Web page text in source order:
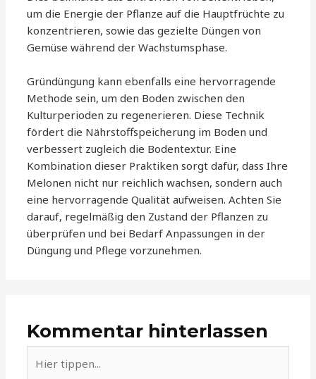
um die Energie der Pflanze auf die Hauptfrüchte zu
konzentrieren, sowie das gezielte Düngen von
Gemüse während der Wachstumsphase.
Gründüngung kann ebenfalls eine hervorragende
Methode sein, um den Boden zwischen den
Kulturperioden zu regenerieren. Diese Technik
fördert die Nährstoffspeicherung im Boden und
verbessert zugleich die Bodentextur. Eine
Kombination dieser Praktiken sorgt dafür, dass Ihre
Melonen nicht nur reichlich wachsen, sondern auch
eine hervorragende Qualität aufweisen. Achten Sie
darauf, regelmäßig den Zustand der Pflanzen zu
überprüfen und bei Bedarf Anpassungen in der
Düngung und Pflege vorzunehmen.
Kommentar hinterlassen
tippen...